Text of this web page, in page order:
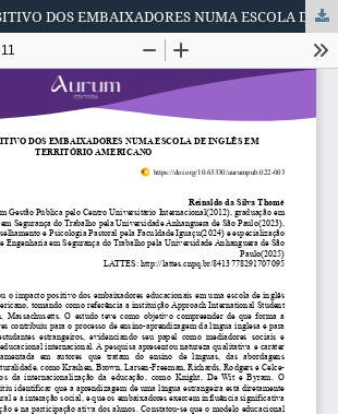
O IMPACTO POSITIVO DOS EMBAIXADORES NUMA ESCOLA DE INGLÊS EM TERRITÓRIO AMERICANO